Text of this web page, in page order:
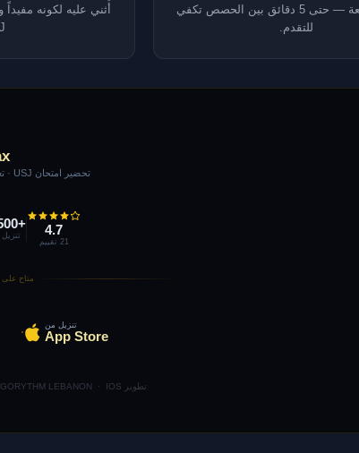
قصيرة وممتعة — حتى 5 دقائق بين الحصص تكفي
للتقدم.
أُثني عليه لكونه
تحضير امتحان USJ · تعليمي · لبنان
4.7
21 تقييم
+500
تنزيل
متاح
تنزيل من
App Store
تطوير ALGORYTHM LEBANON · IOS و ANDROID · مجاني + مدفوع · لبنان